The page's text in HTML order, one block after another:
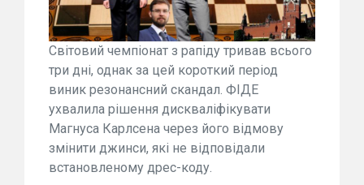
Світовий чемпіонат з рапіду тривав всього
три дні, однак за цей короткий період
виник резонансний скандал. ФІДЕ
ухвалила рішення дискваліфікувати
Магнуса Карлсена через його відмову
змінити джинси, які не відповідали
встановленому дрес-коду.